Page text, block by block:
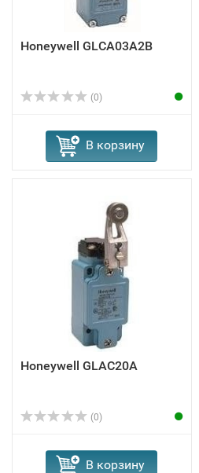
Honeywell GLCA03A2B
(0)
В корзину
Honeywell GLAC20A
(0)
В корзину